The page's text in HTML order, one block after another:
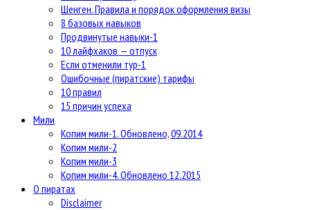
Шенген. Правила и порядок оформления визы
8 базовых навыков
Продвинутые навыки-1
10 лайфхаков — отпуск
Если отменили тур-1
Ошибочные (пиратские) тарифы
10 правил
15 причин успеха
Мили
Копим мили-1. Обновлено, 09.2014
Копим мили-2
Копим мили-3
Копим мили-4. Обновлено 12.2015
О пиратах
Disclaimer